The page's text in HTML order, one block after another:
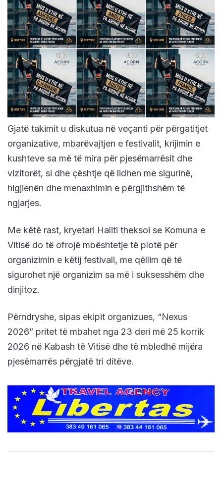
Gjatë takimit u diskutua në veçanti për përgatitjet
organizative, mbarëvajtjen e festivalit, krijimin e
kushteve sa më të mira për pjesëmarrësit dhe
vizitorët, si dhe çështje që lidhen me sigurinë,
higjienën dhe menaxhimin e përgjithshëm të
ngjarjes.
Me këtë rast, kryetari Haliti theksoi se Komuna e
Vitisë do të ofrojë mbështetje të plotë për
organizimin e këtij festivali, me qëllim që të
sigurohet një organizim sa më i suksesshëm dhe
dinjitoz.
Përndryshe, sipas ekipit organizues, “Nexus
2026” pritet të mbahet nga 23 deri më 25 korrik
2026 në Kabash të Vitisë dhe të mbledhë mijëra
pjesëmarrës përgjatë tri ditëve.